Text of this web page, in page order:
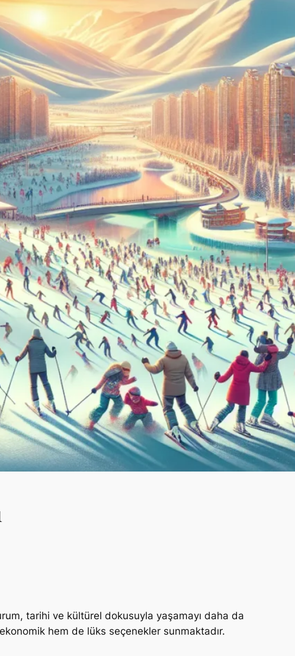
tarihi ve kültürel dokusuyla yaşamayı daha da
hem de lüks seçenekler sunmaktadır.